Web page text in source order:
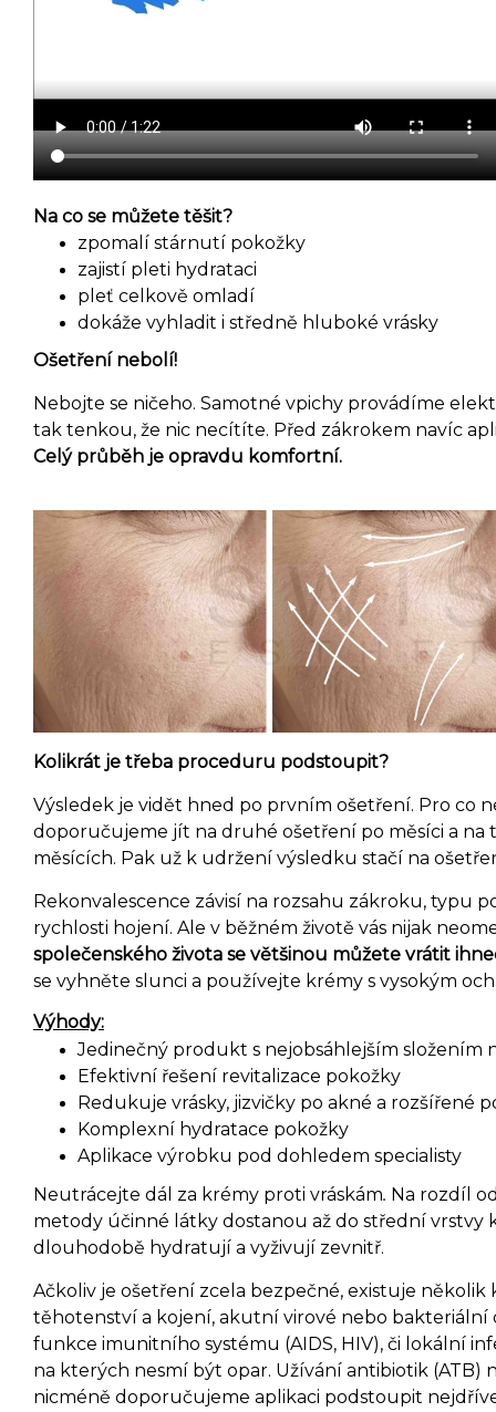
Na co se můžete těšit?
zpomalí stárnutí pokožky
zajistí pleti hydrataci
pleť celkově omladí
dokáže vyhladit i středně hluboké vrásky
Ošetření nebolí!
Nebojte se ničeho. Samotné vpichy provádíme
tak tenkou, že nic necítíte. Před zákrokem navíc
Celý průběh je opravdu komfortní.
Kolikrát je třeba proceduru podstoupit?
Výsledek je vidět hned po prvním ošetření. Pro co
doporučujeme jít na druhé ošetření po měsíci a na
měsících. Pak už k udržení výsledku stačí na
Rekonvalescence závisí na rozsahu zákroku, typu
rychlosti hojení. Ale v běžném životě vás nijak
společenského života se většinou můžete vrátit
se vyhněte slunci a používejte krémy s vysokým
Výhody:
Jedinečný produkt s nejobsáhlejším složením
Efektivní řešení revitalizace pokožky
Redukuje vrásky, jizvičky po akné a rozšířené
Komplexní hydratace pokožky
Aplikace výrobku pod dohledem specialisty
Neutrácejte dál za krémy proti vráskám. Na rozdíl
metody účinné látky dostanou až do střední vrstvy
dlouhodobě hydratují a vyživují zevnitř.
Ačkoliv je ošetření zcela bezpečné, existuje několik
těhotenství a kojení, akutní virové nebo
funkce imunitního systému (AIDS, HIV), či lokální
na kterých nesmí být opar. Užívání antibiotik (ATB)
nicméně doporučujeme aplikaci podstoupit